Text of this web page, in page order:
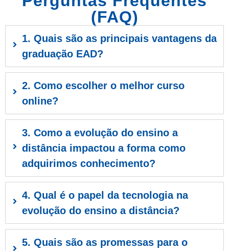
(FAQ)
1. Quais são as principais vantagens da
graduação EAD?
2. Como escolher o melhor curso
online?
3. Como a evolução do ensino a
distância impactou a forma como
adquirimos conhecimento?
4. Qual é o papel da tecnologia na
evolução do ensino a distância?
5. Quais são as promessas para o